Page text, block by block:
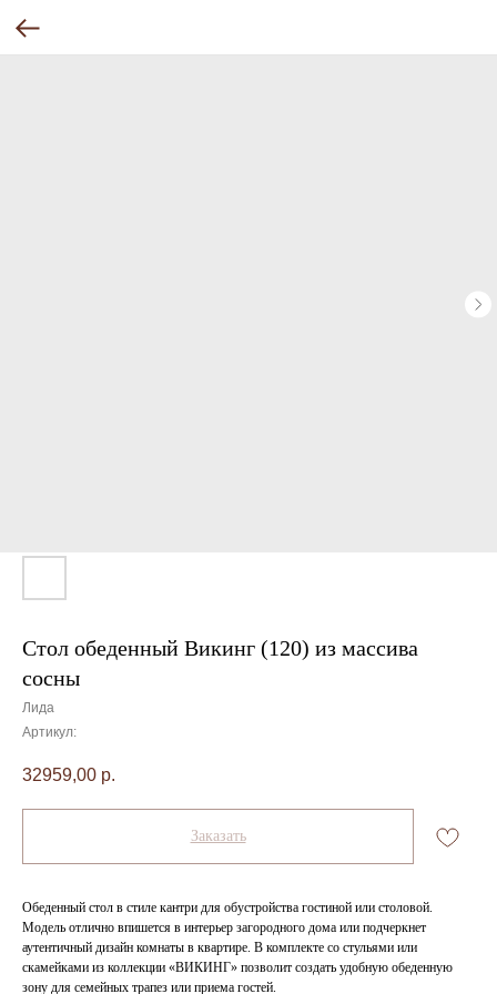
Стол обеденный Викинг (120) из массива
сосны
Лида
Артикул:
32959,00 р.
Заказать
Обеденный стол в стиле кантри для обустройства гостиной или столовой.
Модель отлично впишется в интерьер загородного дома или подчеркнет
аутентичный дизайн комнаты в квартире. В комплекте со стульями или
скамейками из коллекции «ВИКИНГ» позволит создать удобную обеденную
зону для семейных трапез или приема гостей.